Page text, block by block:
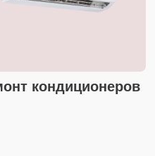
кондиционеров